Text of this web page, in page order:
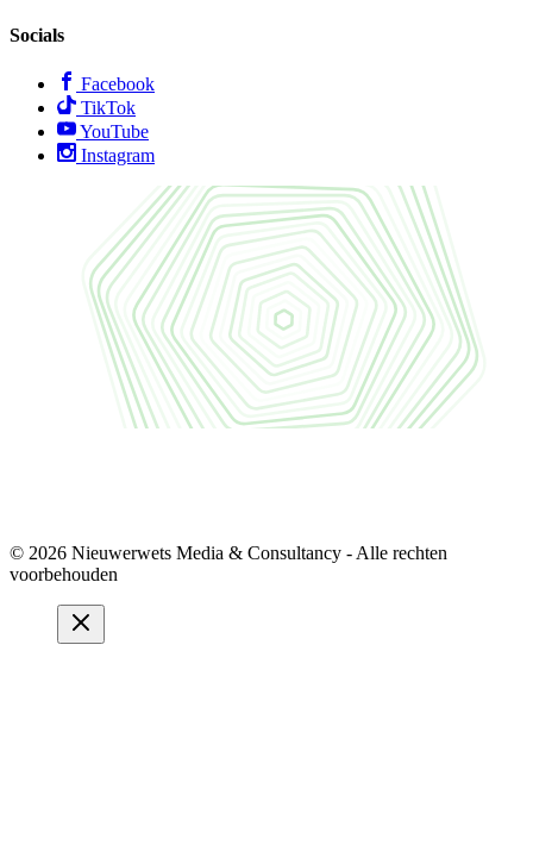
Socials
Facebook
TikTok
YouTube
Instagram
© 2026 Nieuwerwets Media & Consultancy - Alle rechten
voorbehouden